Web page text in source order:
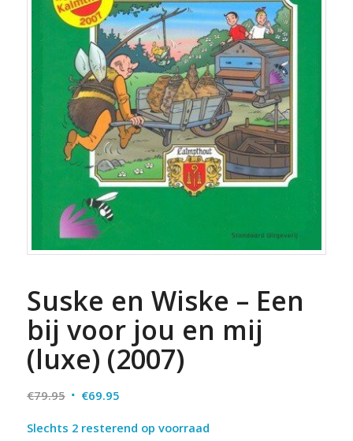
Suske en Wiske – Een
bij voor jou en mij
(luxe) (2007)
€79.95 Oorspronkelijke
was:
€69.95Huidige
is:
Slechts 2 resterend op voorraad